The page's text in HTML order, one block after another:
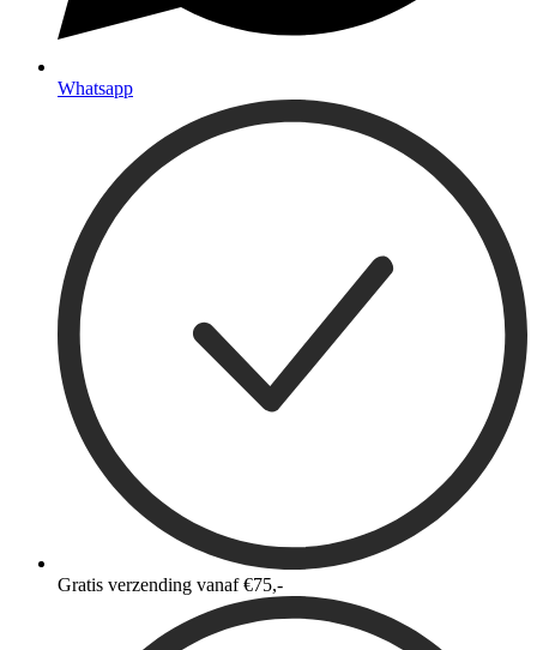
Whatsapp
Gratis verzending vanaf €75,-